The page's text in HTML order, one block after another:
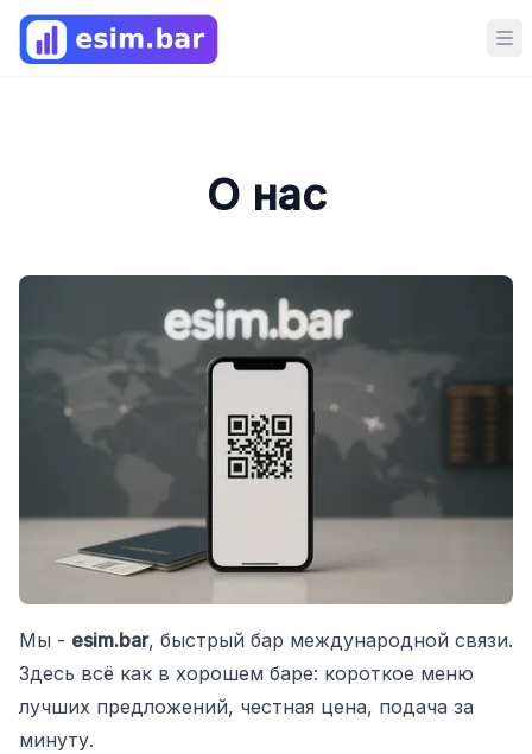
О нас
Мы - esim.bar, быстрый бар международной связи.
Здесь всё как в хорошем баре: короткое меню
лучших предложений, честная цена, подача за
минуту.